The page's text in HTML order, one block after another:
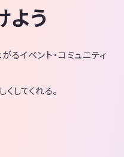
よう
るイベント・コミュニティ
してくれる。